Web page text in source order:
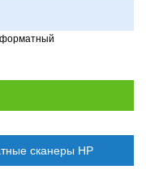
сканеры HP